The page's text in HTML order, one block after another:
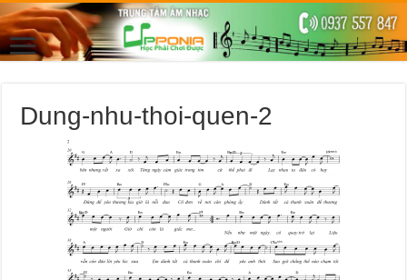
Dung-nhu-thoi-quen-2